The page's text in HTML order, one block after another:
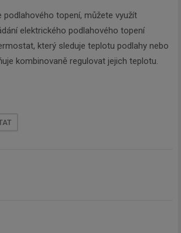
podlahového topení, můžete využít
elektrického podlahového topení
který sleduje teplotu podlahy nebo
kombinovaně regulovat jejich teplotu.